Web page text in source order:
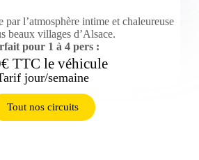
par l’atmosphère intime et chaleureuse
beaux villages d’Alsace.
pour 1 à 4 pers :
TTC le véhicule
jour/semaine
Tout nos circuits